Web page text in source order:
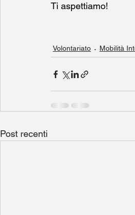
Ti aspettiamo!
Volontariato Mobilità
Post recenti